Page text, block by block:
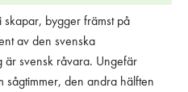
skapar, bygger främst på
av den svenska
är svensk råvara. Ungefär
sågtimmer, den andra hälften